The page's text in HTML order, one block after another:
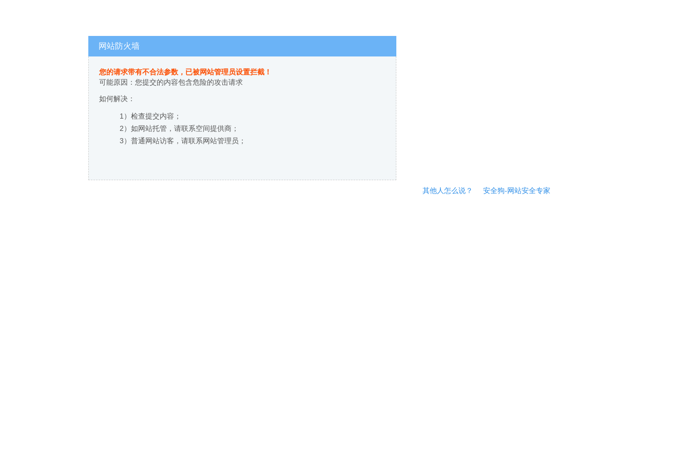
网站防火墙
您的请求带有不合法参数，已被网站管理员设置拦截！
可能原因：您提交的内容包含危险的攻击请求
如何解决：
1）检查提交内容；
2）如网站托管，请联系空间提供商；
3）普通网站访客，请联系网站管理员；
其他人怎么说？ 安全狗-网站安全专家